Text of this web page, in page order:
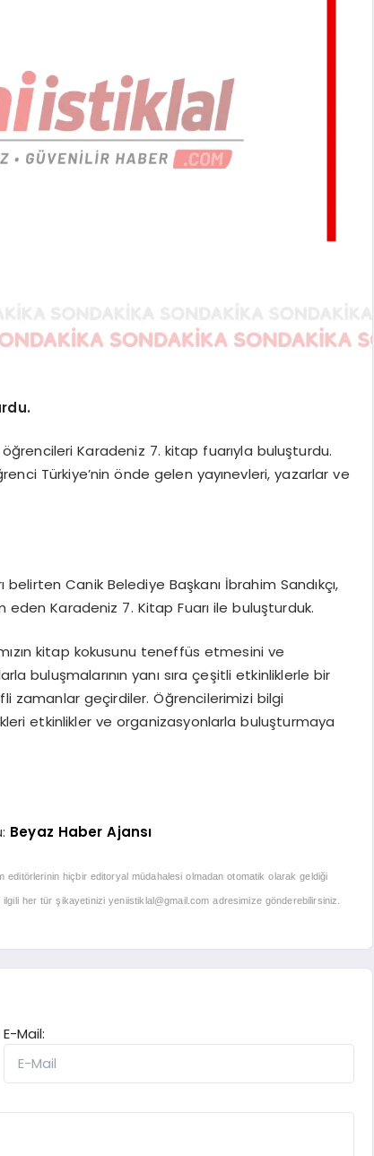
Karadeniz 7. kitap fuarıyla buluşturdu.
Türkiye’nin önde gelen yayınevleri, yazarlar ve
Canik Belediye Başkanı İbrahim Sandıkçı,
Karadeniz 7. Kitap Fuarı ile buluşturduk.
kitap kokusunu teneffüs etmesini ve
buluşmalarının yanı sıra çeşitli etkinliklerle bir
zamanlar geçirdiler. Öğrencilerimizi bilgi
etkinlikler ve organizasyonlarla buluşturmaya
Beyaz Haber Ajansı
editörlerinin hiçbir editoryal müdahalesi olmadan otomatik olarak geldiği
ilgili her tür şikayetiniziyeniistiklal@gmail.com adresimize gönderebilirsiniz.
E-Mail: